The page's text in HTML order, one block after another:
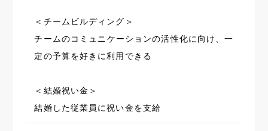
＜チームビルディング＞
チームのコミュニケーションの活性化に向け、一
定の予算を好きに利用できる
＜結婚祝い金＞
結婚した従業員に祝い金を支給